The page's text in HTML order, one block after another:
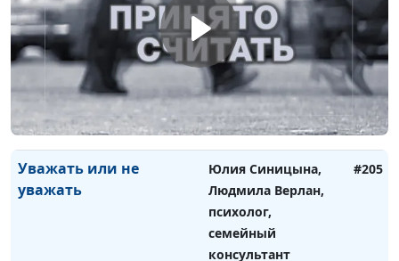
психолог, семейный
консультант
"Гадкий утёнок"
Юлия Синицына,
Людмила Верлан,
психолог, семейный
консультант
#206
Уважать или не
уважать
Юлия Синицына,
Людмила Верлан,
психолог,
семейный
консультант
#205